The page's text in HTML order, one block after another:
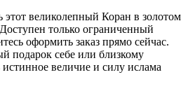
великолепный Коран в золотом
только ограниченный
оформить заказ прямо сейчас.
подарок себе или близкому
величие и силу ислама